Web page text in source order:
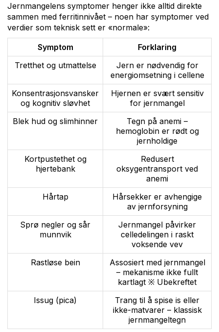
Jernmangelens symptomer henger ikke alltid direkte
sammen med ferritinnivået – noen har symptomer ved
verdier som teknisk sett er «normale»:
Symptom
Forklaring
Tretthet og utmattelse
Jern er nødvendig for
energiomsetning i cellene
Konsentrasjonsvansker
og kognitiv sløvhet
Hjernen er svært sensitiv
for jernmangel
Blek hud og slimhinner
Tegn på anemi –
hemoglobin er rødt og
jernholdige
Kortpustethet og
hjertebank
Redusert
oksygentransport ved
anemi
Hårtap
Hårsekker er avhengige
av jernforsyning
Sprø negler og sår
munnvik
Jernmangel påvirker
celledelingen i raskt
voksende vev
Rastløse bein
Assosiert med jernmangel
– mekanisme ikke fullt
kartlagt ※ Ubekreftet
Issug (pica)
Trang til å spise is eller
ikke-matvarer – klassisk
jernmangeltegn